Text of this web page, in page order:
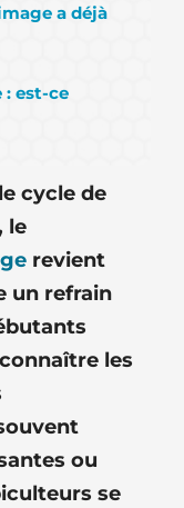
a déjà
: est-ce
cycle de
le
revient
un refrain
les
ou
se